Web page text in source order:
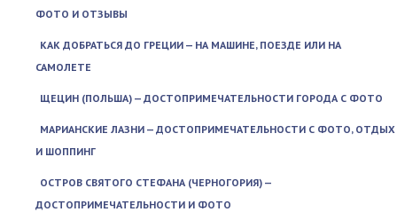
ФОТО И ОТЗЫВЫ
КАК ДОБРАТЬСЯ ДО ГРЕЦИИ — НА МАШИНЕ, ПОЕЗДЕ ИЛИ НА
САМОЛЕТЕ
ЩЕЦИН (ПОЛЬША) — ДОСТОПРИМЕЧАТЕЛЬНОСТИ ГОРОДА С ФОТО
МАРИАНСКИЕ ЛАЗНИ — ДОСТОПРИМЕЧАТЕЛЬНОСТИ С ФОТО, ОТДЫХ
И ШОППИНГ
ОСТРОВ СВЯТОГО СТЕФАНА (ЧЕРНОГОРИЯ) —
ДОСТОПРИМЕЧАТЕЛЬНОСТИ И ФОТО